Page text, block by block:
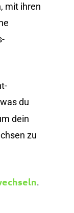
mit ihren
du
dein
zu
.